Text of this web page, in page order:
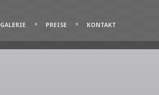
GALERIE PREISE KONTAKT